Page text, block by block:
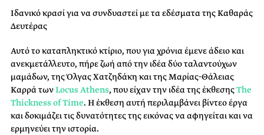
Ιδανικό κρασί για να συνδυαστεί με τα εδέσματα της Καθαράς
Δευτέρας
Αυτό το καταπληκτικό κτίριο, που για χρόνια έμενε άδειο και
ανεκμετάλλευτο, πήρε ζωή από την ιδέα δύο ταλαντούχων
μαμάδων, της Όλγας Χατζηδάκη και της Μαρίας-Θάλειας
Καρρά τωνLocus Athens, που είχαν την ιδέα της έκθεσηςThe
Thickness of Time. H έκθεση αυτή περιλαμβάνει βίντεο έργα
και δοκιμάζει τις δυνατότητες της εικόνας να αφηγείται και να
ερμηνεύει την ιστορία.